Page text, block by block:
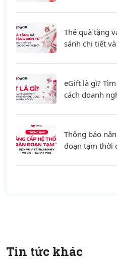
Thẻ quà tặng
sánh chi tiết
eGift là gì?
cách doanh
Thông báo
đoạn tạm thời
Tin tức khác